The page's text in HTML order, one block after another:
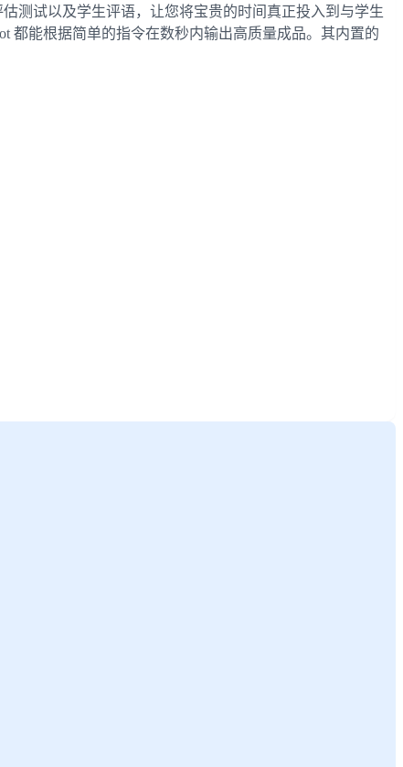
测试以及学生评语，让您将宝贵的时间真正投入到与学生
都能根据简单的指令在数秒内输出高质量成品。其内置的